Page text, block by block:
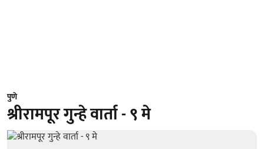
पुणे
श्रीरामपूर गुन्हे वार्ता - ९ मे